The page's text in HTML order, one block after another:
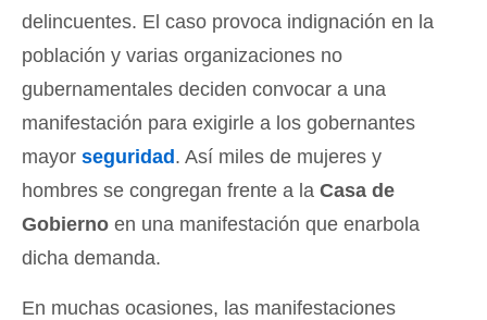
delincuentes. El caso provoca indignación en la
población y varias organizaciones no
gubernamentales deciden convocar a una
manifestación para exigirle a los gobernantes
mayor seguridad . Así miles de mujeres y
hombres se congregan frente a la Casa de
Gobierno en una manifestación que enarbola
dicha demanda.
En muchas ocasiones, las manifestaciones